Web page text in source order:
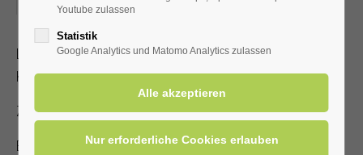
Leidenschaft und Hingabe für die Musik machen dieses
Konzert zu einem echten Ohrenschmaus.
Zutritt mit gültiger Kur- /Einwohnerkarte
Es steht nur eine begrenzte Anzahl an Sitzplätzen zur
Youtube zulassen
Statistik
Google Analytics und Matomo Analytics zulassen